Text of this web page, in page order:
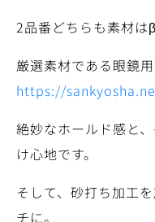
2品番どちらも素材はβ
厳選素材である眼鏡
https://
絶妙なホールド感と
け心地です。
そして、砂打ち加工
チに。